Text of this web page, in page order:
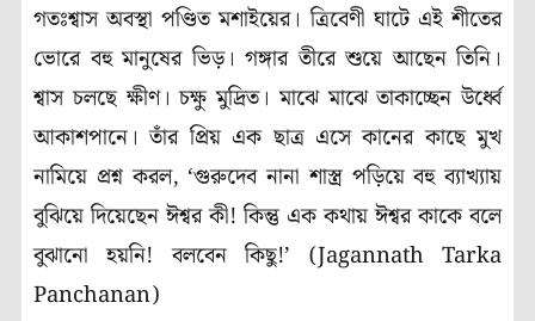
গতঃশ্বাস অবস্থা পণ্ডিত মশাইয়ের। ত্রিবেণী ঘাটে এই শীতের
ভোরে বহু মানুষের ভিড়। গঙ্গার তীরে শুয়ে আছেন তিনি।
শ্বাস চলছে ক্ষীণ। চক্ষু মুদ্রিত। মাঝে মাঝে তাকাচ্ছেন উর্ধ্বে
আকাশপানে। তাঁর প্রিয় এক ছাত্র এসে কানের কাছে মুখ
নামিয়ে প্রশ্ন করল, ‘গুরুদেব নানা শাস্ত্র পড়িয়ে বহু ব্যাখ্যায়
বুঝিয়ে দিয়েছেন ঈশ্বর কী! কিন্তু এক কথায় ঈশ্বর কাকে বলে
বুঝানো হয়নি! বলবেন কিছু!’ (Jagannath Tarka
Panchanan)